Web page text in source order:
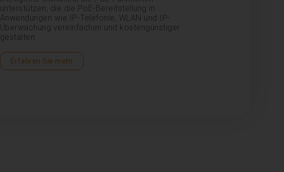
unterstützen, die die PoE-Bereitstellung in
Anwendungen wie IP-Telefonie, WLAN und IP-
Überwachung vereinfachen und kostengünstiger
gestalten.
Erfahren Sie mehr